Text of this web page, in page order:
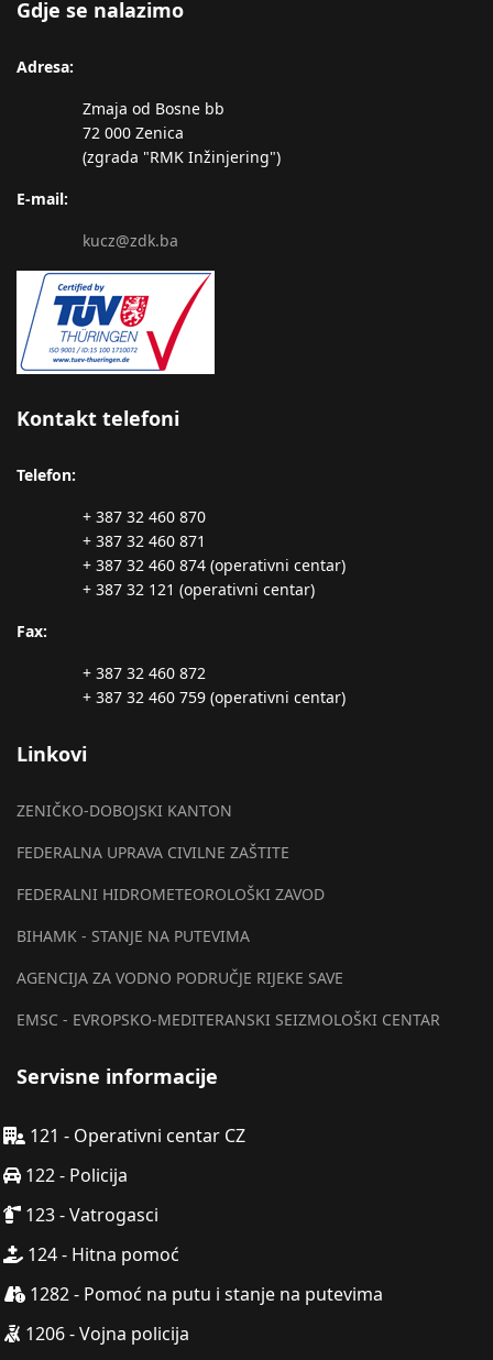
Gdje se nalazimo
Adresa:
Zmaja od Bosne bb
72 000 Zenica
(zgrada "RMK Inžinjering")
E-mail:
kucz@zdk.ba
Kontakt telefoni
Telefon:
+ 387 32 460 870
+ 387 32 460 871
+ 387 32 460 874 (operativni centar)
+ 387 32 121 (operativni centar)
Fax:
+ 387 32 460 872
+ 387 32 460 759 (operativni centar)
Linkovi
ZENIČKO-DOBOJSKI KANTON
FEDERALNA UPRAVA CIVILNE ZAŠTITE
FEDERALNI HIDROMETEOROLOŠKI ZAVOD
BIHAMK - STANJE NA PUTEVIMA
AGENCIJA ZA VODNO PODRUČJE RIJEKE SAVE
EMSC - EVROPSKO-MEDITERANSKI SEIZMOLOŠKI CENTAR
Servisne informacije
121 - Operativni centar CZ
122 - Policija
123 - Vatrogasci
124 - Hitna pomoć
1282 - Pomoć na putu i stanje na putevima
1206 - Vojna policija